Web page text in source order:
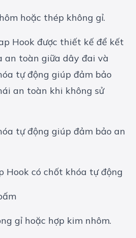
hoặc thép không gỉ.
Hook được thiết kế để kết
an toàn giữa dây đai và
tự động giúp đảm bảo
an toàn khi không sử
tự động giúp đảm bảo an
gỉ hoặc hợp kim nhôm.